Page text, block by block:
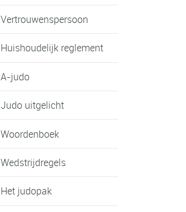
Vertrouwenspersoon
Huishoudelijk reglement
A-judo
Judo uitgelicht
Woordenboek
Wedstrijdregels
Het judopak